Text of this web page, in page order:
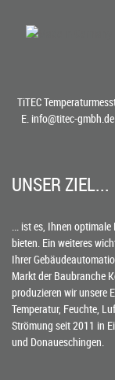
TiTEC
E. info@titec-gmbh.de
UNSER ZIEL...
... ist es, Ihnen
bieten. Ein weiteres
Ihrer
Markt der Baubranche
produzieren wir unsere
Temperatur, Feuchte,
Strömung seit 2011 in
und Donaueschingen.